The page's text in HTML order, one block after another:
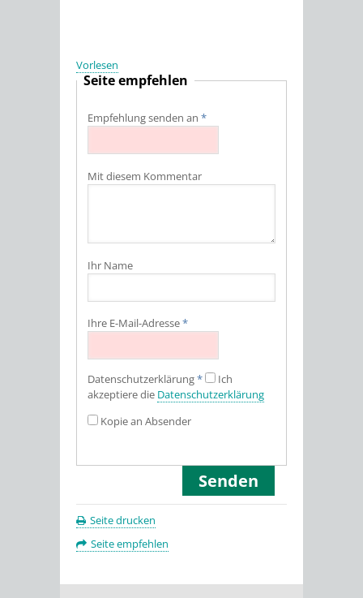
Vorlesen
Seite empfehlen
Empfehlung senden an *
Mit diesem Kommentar
Ihr Name
Ihre E-Mail-Adresse*
Datenschutz­erklärung*
Ich
akzeptiere die Datenschutz­erklärung
Kopie an Absender
Seite drucken
Seite empfehlen